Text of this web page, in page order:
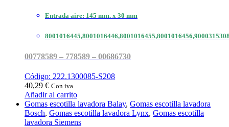
Entrada aire: 145 mm. x 30 mm
00778589 – 778589 – 00686730
Código: 222.1300085-S208
40,29 € Con iva
Añadir al carrito
Gomas escotilla lavadora Balay, Gomas escotilla lavadora
Bosch, Gomas escotilla lavadora Lynx, Gomas escotilla
lavadora Siemens